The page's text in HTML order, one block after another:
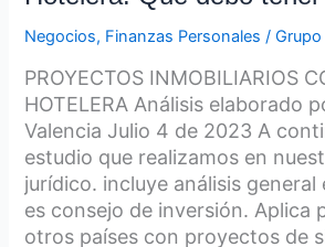
Negocios, Finanzas Personales /
PROYECTOS INMOBILIARIOS
HOTELERA Análisis elaborado
Valencia Julio 4 de 2023 A
estudio que realizamos en
jurídico. incluye análisis
es consejo de inversión. Aplica
otros países con proyectos de